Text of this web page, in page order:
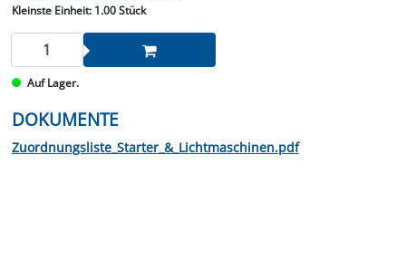
Kleinste Einheit:1.00 Stück
Auf Lager.
DOKUMENTE
Zuordnungsliste_Starter_&_Lichtmaschinen.pdf